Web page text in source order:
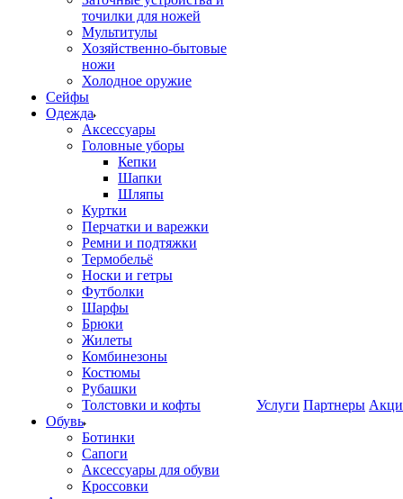
точилки для ножей
Мультитулы
Хозяйственно-бытовые
ножи
Холодное оружие
Сейфы
Одежда
Аксессуары
Головные уборы
Кепки
Шапки
Шляпы
Куртки
Перчатки и варежки
Ремни и подтяжки
Термобельё
Носки и гетры
Футболки
Шарфы
Брюки
Жилеты
Комбинезоны
Костюмы
Рубашки
Толстовки и кофты
Обувь
Ботинки
Сапоги
Аксессуары для обуви
Кроссовки
Услуги Партнеры